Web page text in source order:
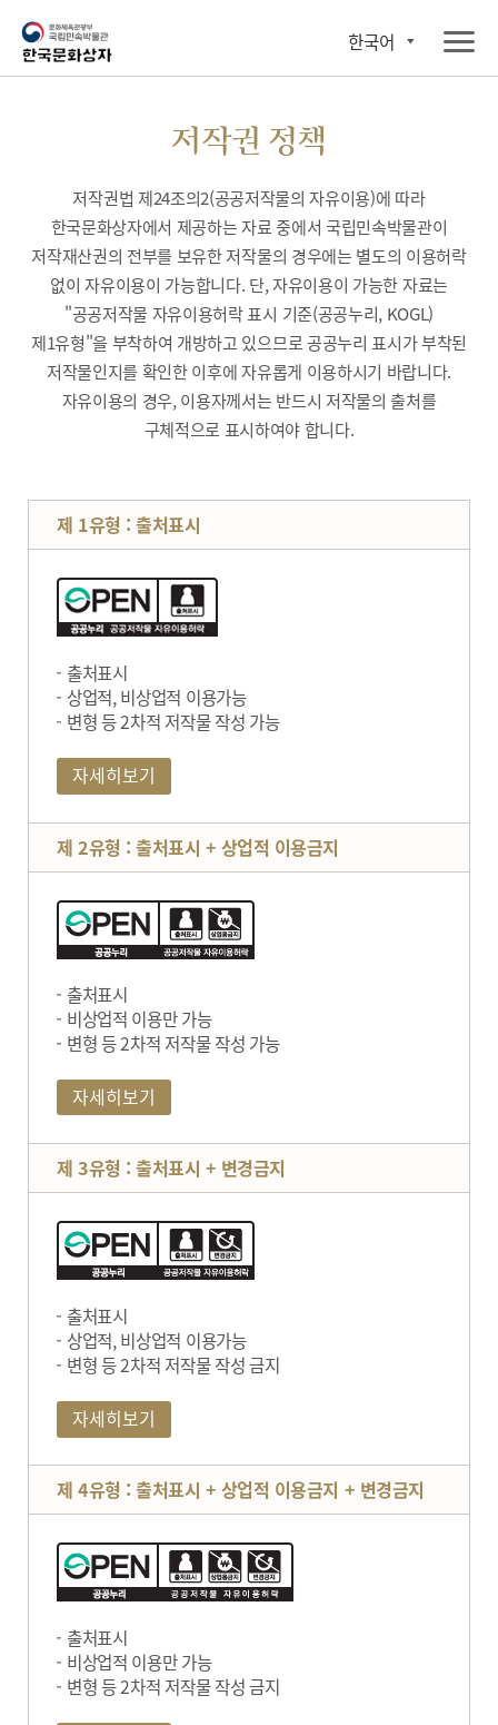
한국어
저작권 정책
저작권법 제24조의2(공공저작물의 자유이용)에 따라
한국문화상자에서 제공하는 자료 중에서 국립민속박물관이
저작재산권의 전부를 보유한 저작물의 경우에는 별도의 이용허락
없이 자유이용이 가능합니다. 단, 자유이용이 가능한 자료는
"공공저작물 자유이용허락 표시 기준(공공누리, KOGL)
제1유형"을 부착하여 개방하고 있으므로 공공누리 표시가 부착된
저작물인지를 확인한 이후에 자유롭게 이용하시기 바랍니다.
자유이용의 경우, 이용자께서는 반드시 저작물의 출처를
구체적으로 표시하여야 합니다.
제 1유형 : 출처표시
출처표시
상업적, 비상업적 이용가능
변형 등 2차적 저작물 작성 가능
자세히보기
제 2유형 : 출처표시 + 상업적 이용금지
출처표시
비상업적 이용만 가능
변형 등 2차적 저작물 작성 가능
자세히보기
제 3유형 : 출처표시 + 변경금지
출처표시
상업적, 비상업적 이용가능
변형 등 2차적 저작물 작성 금지
자세히보기
제 4유형 : 출처표시 + 상업적 이용금지 + 변경금지
출처표시
비상업적 이용만 가능
변형 등 2차적 저작물 작성 금지